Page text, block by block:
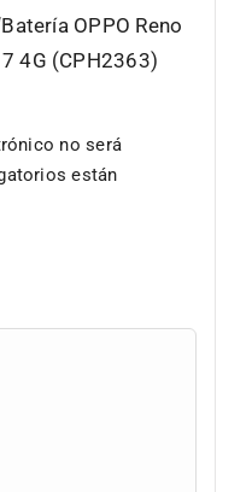
OPPO Reno
4G (CPH2363)
no será
están